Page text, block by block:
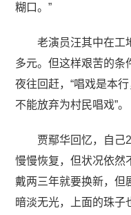
糊口。”
老演员汪其中在工
多元。但这样艰苦的条
夜往回赶，“唱戏是本
不能放弃为村民唱戏”。
贾鄢华回忆，自己
慢慢恢复，但状况依然
戴两三年就要换新，但
暗淡无光，上面的珠子